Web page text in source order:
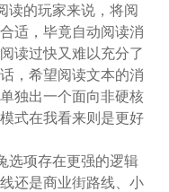
读的玩家来说，将阅
适，毕竟自动阅读消
读过快又难以充分了
，希望阅读文本的消
独出一个面向非硬核
式在我看来则是更好
选项存在更强的逻辑
还是商业街路线、小